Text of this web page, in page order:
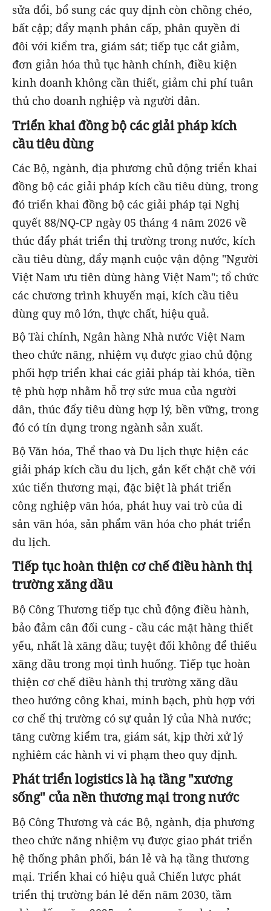
sửa đổi, bổ sung các quy định còn chồng chéo,
bất cập; đẩy mạnh phân cấp, phân quyền đi
đôi với kiểm tra, giám sát; tiếp tục cắt giảm,
đơn giản hóa thủ tục hành chính, điều kiện
kinh doanh không cần thiết, giảm chi phí tuân
thủ cho doanh nghiệp và người dân.
Triển khai đồng bộ các giải pháp kích
cầu tiêu dùng
Các Bộ, ngành, địa phương chủ động triển khai
đồng bộ các giải pháp kích cầu tiêu dùng, trong
đó triển khai đồng bộ các giải pháp tại Nghị
quyết 88/NQ-CP ngày 05 tháng 4 năm 2026 về
thúc đẩy phát triển thị trường trong nước, kích
cầu tiêu dùng, đẩy mạnh cuộc vận động "Người
Việt Nam ưu tiên dùng hàng Việt Nam"; tổ chức
các chương trình khuyến mại, kích cầu tiêu
dùng quy mô lớn, thực chất, hiệu quả.
Bộ Tài chính, Ngân hàng Nhà nước Việt Nam
theo chức năng, nhiệm vụ được giao chủ động
phối hợp triển khai các giải pháp tài khóa, tiền
tệ phù hợp nhằm hỗ trợ sức mua của người
dân, thúc đẩy tiêu dùng hợp lý, bền vững, trong
đó có tín dụng trong ngành sản xuất.
Bộ Văn hóa, Thể thao và Du lịch thực hiện các
giải pháp kích cầu du lịch, gắn kết chặt chẽ với
xúc tiến thương mại, đặc biệt là phát triển
công nghiệp văn hóa, phát huy vai trò của di
sản văn hóa, sản phẩm văn hóa cho phát triển
du lịch.
Tiếp tục hoàn thiện cơ chế điều hành thị
trường xăng dầu
Bộ Công Thương tiếp tục chủ động điều hành,
bảo đảm cân đối cung - cầu các mặt hàng thiết
yếu, nhất là xăng dầu; tuyệt đối không để thiếu
xăng dầu trong mọi tình huống. Tiếp tục hoàn
thiện cơ chế điều hành thị trường xăng dầu
theo hướng công khai, minh bạch, phù hợp với
cơ chế thị trường có sự quản lý của Nhà nước;
tăng cường kiểm tra, giám sát, kịp thời xử lý
nghiêm các hành vi vi phạm theo quy định.
Phát triển logistics là hạ tầng "xương
sống" của nền thương mại trong nước
Bộ Công Thương và các Bộ, ngành, địa phương
theo chức năng nhiệm vụ được giao phát triển
hệ thống phân phối, bán lẻ và hạ tầng thương
mại. Triển khai có hiệu quả Chiến lược phát
triển thị trường bán lẻ đến năm 2030, tầm